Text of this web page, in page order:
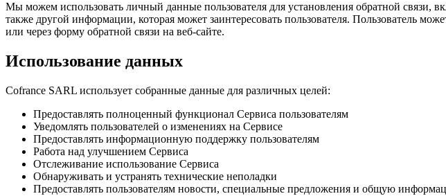
Мы можем использовать личный данные пользователя для установления обратной связи,
также другой информации, которая может заинтересовать пользователя. Пользователь
или через форму обратной связи на веб-сайте.
Использование данных
Cofrance SARL использует собранные данные для различных целей:
Предоставлять полноценный функционал Сервиса пользователям
Уведомлять пользователей о изменениях на Сервисе
Предоставлять информационную поддержку пользователям
Работа над улучшением Сервиса
Отслеживание использование Сервиса
Обнаруживать и устранять технические неполадки
Предоставлять пользователям новости, специальные предложения и общую